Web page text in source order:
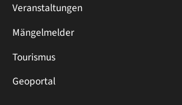
Veranstaltungen
Mängelmelder
Tourismus
Geoportal